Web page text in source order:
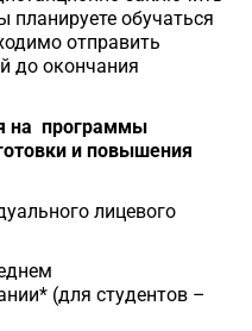
планируете обучаться
отправить
до окончания
на программы
и повышения
лицевого
(для студентов –